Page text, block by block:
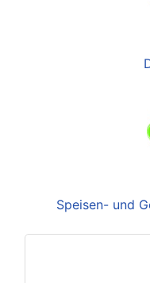
Speisen- und